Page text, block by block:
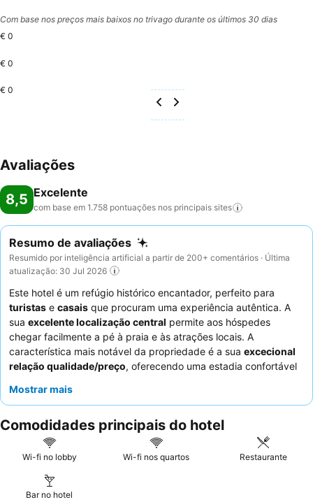
Com base nos preços mais baixos no trivago durante os últimos 30 dias
€ 0
€ 0
€ 0
Avaliações
8,5 Excelente
com base em 1.758 pontuações nos principais sites
Resumo de avaliações
Resumido por inteligência artificial a partir de 200+ comentários · Última
atualização: 30 Jul 2026
Este hotel é um refúgio histórico encantador, perfeito para
turistas e casais que procuram uma experiência autêntica. A
sua excelente localização central permite aos hóspedes
chegar facilmente a pé à praia e às atrações locais. A
característica mais notável da propriedade é a sua excecional
relação qualidade/preço, oferecendo uma estadia confortável
elogiam consistentemente os
personalizado. Para uma estadia mais tranquila, considere pedir
um quarto num andar inferior devido à ausência de elevador e
ao potencial ruído da rua.
Mostrar mais
Comodidades principais do hotel
Wi-fi no lobby Wi-fi nos quartos Restaurante
Bar no hotel